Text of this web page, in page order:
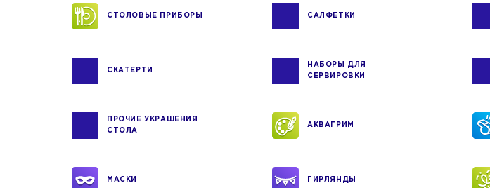
СТОЛОВЫЕ ПРИБОРЫ САЛФЕТКИ
СКАТЕРТИ
НАБОРЫ ДЛЯ
СЕРВИРОВКИ
ПРОЧИЕ УКРАШЕНИЯ
СТОЛА
АКВАГРИМ
МАСКИ ГИРЛЯНДЫ